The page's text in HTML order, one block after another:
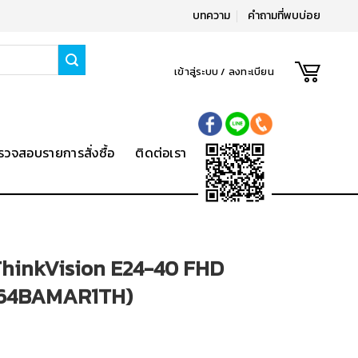
บทความ คำถามที่พบบ่อย
เข้าสู่ระบบ / ลงทะเบียน
วจสอบรายการสั่งซื้อ ติดต่อเรา
E24-40 FHD